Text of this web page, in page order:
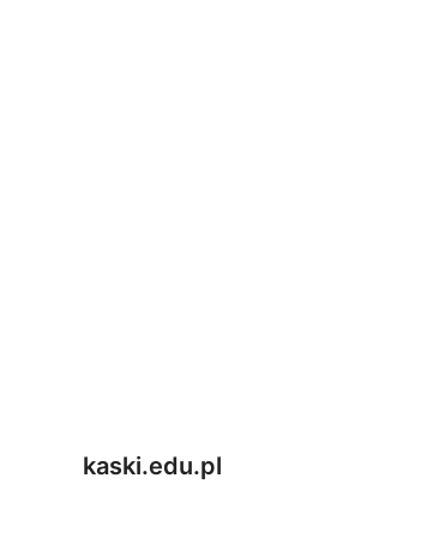
kaski.edu.pl